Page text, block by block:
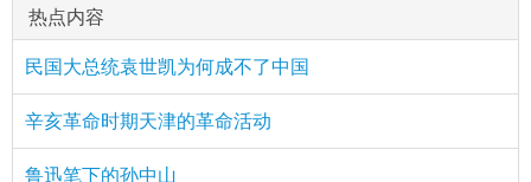
热点内容
民国大总统袁世凯为何成不了中国
辛亥革命时期天津的革命活动
鲁迅笔下的孙中山